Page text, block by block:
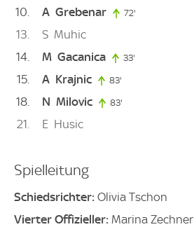
10
A Grebenar 72'
13 S Muhic
14
M Gacanica 33'
15 A Krajnic 83'
18 N Milovic 83'
21 E Husic
Spielleitung
Schiedsrichter: Olivia Tschon
Vierter Offizieller: Marina Zechner